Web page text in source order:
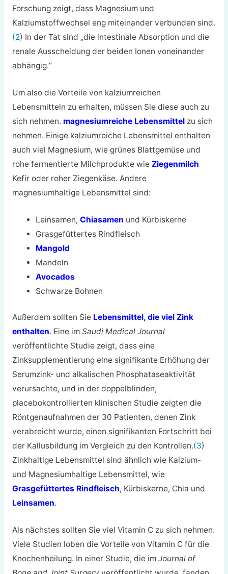
Forschung zeigt, dass Magnesium und
Kalziumstoffwechsel eng miteinander verbunden sind.
(2) In der Tat sind „die intestinale Absorption und die
renale Ausscheidung der beiden Ionen voneinander
abhängig.“
Um also die Vorteile von kalziumreichen
Lebensmitteln zu erhalten, müssen Sie diese auch zu
sich nehmen. magnesiumreiche Lebensmittelzu sich
nehmen. Einige kalziumreiche Lebensmittel enthalten
auch viel Magnesium, wie grünes Blattgemüse und
rohe fermentierte Milchprodukte wie Ziegenmilch
Kefir oder roher Ziegenkäse. Andere
magnesiumhaltige Lebensmittel sind:
Leinsamen,Chiasamen und Kürbiskerne
Grasgefüttertes Rindfleisch
Mangold
Mandeln
Avocados
Schwarze Bohnen
Außerdem sollten Sie Lebensmittel, die viel Zink
enthalten. Eine im Saudi Medical Journal
veröffentlichte Studie zeigt, dass eine
Zinksupplementierung eine signifikante Erhöhung der
Serumzink- und alkalischen Phosphataseaktivität
verursachte, und in der doppelblinden,
placebokontrollierten klinischen Studie zeigten die
Röntgenaufnahmen der 30 Patienten, denen Zink
verabreicht wurde, einen signifikanten Fortschritt bei
der Kallusbildung im Vergleich zu den Kontrollen.(3)
Zinkhaltige Lebensmittel sind ähnlich wie Kalzium-
und Magnesiumhaltige Lebensmittel, wie
Grasgefüttertes Rindfleisch, Kürbiskerne, Chia und
Leinsamen.
Als nächstes sollten Sie viel Vitamin C zu sich nehmen.
Viele Studien loben die Vorteile von Vitamin C für die
Knochenheilung. In einer Studie, die im Journal of